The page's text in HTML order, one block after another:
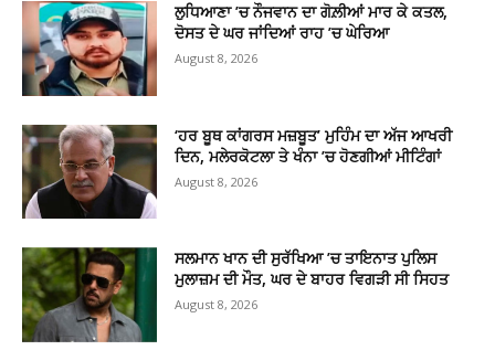
ਲੁਧਿਆਣਾ ’ਚ ਨੌਜਵਾਨ ਦਾ ਗੋਲ਼ੀਆਂ ਮਾਰ ਕੇ ਕਤਲ,
ਦੋਸਤ ਦੇ ਘਰ ਜਾਂਦਿਆਂ ਰਾਹ ’ਚ ਘੇਰਿਆ
August 8, 2026
‘ਹਰ ਬੂਥ ਕਾਂਗਰਸ ਮਜ਼ਬੂਤ’ ਮੁਹਿੰਮ ਦਾ ਅੱਜ ਆਖਰੀ
ਦਿਨ, ਮਲੇਰਕੋਟਲਾ ਤੇ ਖੰਨਾ ’ਚ ਹੋਣਗੀਆਂ ਮੀਟਿੰਗਾਂ
August 8, 2026
ਸਲਮਾਨ ਖਾਨ ਦੀ ਸੁਰੱਖਿਆ ’ਚ ਤਾਇਨਾਤ ਪੁਲਿਸ
ਮੁਲਾਜ਼ਮ ਦੀ ਮੌਤ, ਘਰ ਦੇ ਬਾਹਰ ਵਿਗੜੀ ਸੀ ਸਿਹਤ
August 8, 2026